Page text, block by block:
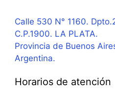
Calle 530 N° 1160.
C.P.1900. LA PLATA.
Provincia de Buenos
Argentina.
Horarios de atención